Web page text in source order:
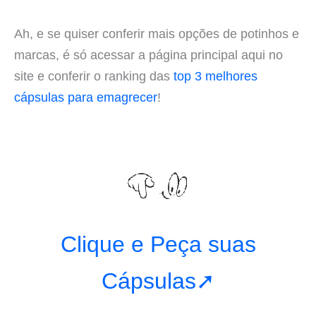
Ah, e se quiser conferir mais opções de potinhos e
marcas, é só acessar a página principal aqui no
site e conferir o ranking das top 3 melhores
cápsulas para emagrecer!
Clique e Peça suas
Cápsulas➚